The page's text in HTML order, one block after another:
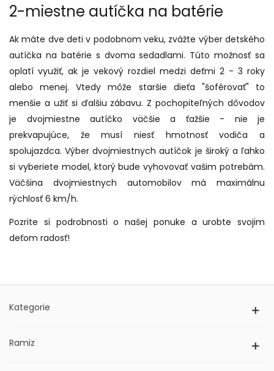
2-miestne autíčka na batérie
Ak máte dve deti v podobnom veku, zvážte výber detského
autíčka na batérie s dvoma sedadlami. Túto možnosť sa
oplatí využiť, ak je vekový rozdiel medzi deťmi 2 - 3 roky
alebo menej. Vtedy môže staršie dieťa "šoférovať" to
menšie a užiť si ďalšiu zábavu. Z pochopiteľných dôvodov
je dvojmiestne autíčko väčšie a ťažšie - nie je
prekvapujúce, že musí niesť hmotnosť vodiča a
spolujazdca. Výber dvojmiestnych autíčok je široký a ľahko
si vyberiete model, ktorý bude vyhovovať vašim potrebám.
Väčšina dvojmiestnych automobilov má maximálnu
rýchlosť 6 km/h.
Pozrite si podrobnosti o našej ponuke a urobte svojim
deťom radosť!
Kategorie
Ramiz